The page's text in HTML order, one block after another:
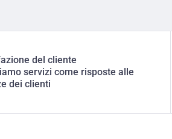
del cliente
servizi come risposte alle
dei clienti